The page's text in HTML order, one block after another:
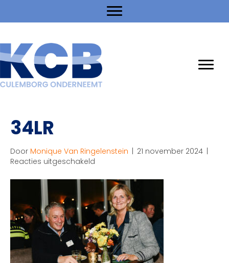
34LR
Door Monique Van Ringelenstein | 21 november 2024 |
Reacties uitgeschakeld